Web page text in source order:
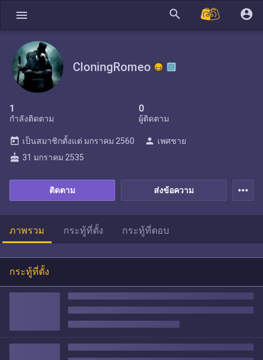
menu search account_circle
CloningRomeo
1
กำลังติดตาม
0
ผู้ติดตาม
ส่งข้อความ
ติดตาม
today เป็นสมาชิกตั้งแต่ มกราคม 2560 person เพศชาย
cake 31 มกราคม 2535
more_horiz
ภาพรวม กระทู้ที่ตั้ง กระทู้ที่ตอบ
กระทู้ที่ตั้ง